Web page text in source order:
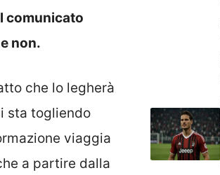
comunicato
non.
che lo legherà
sta togliendo
viaggia
a partire dalla